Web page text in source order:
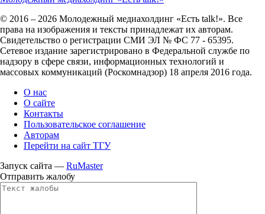
© 2016 – 2026 Молодежный медиахолдинг «Есть talk!». Все
права на изображения и тексты принадлежат их авторам.
Свидетельство о регистрации СМИ ЭЛ № ФС 77 - 65395.
Сетевое издание зарегистрировано в Федеральной службе по
надзору в сфере связи, информационных технологий и
массовых коммуникаций (Роскомнадзор) 18 апреля 2016 года.
О нас
О сайте
Контакты
Пользовательское соглашение
Авторам
Перейти на сайт ТГУ
Запуск сайта — RuMaster
Отправить жалобу